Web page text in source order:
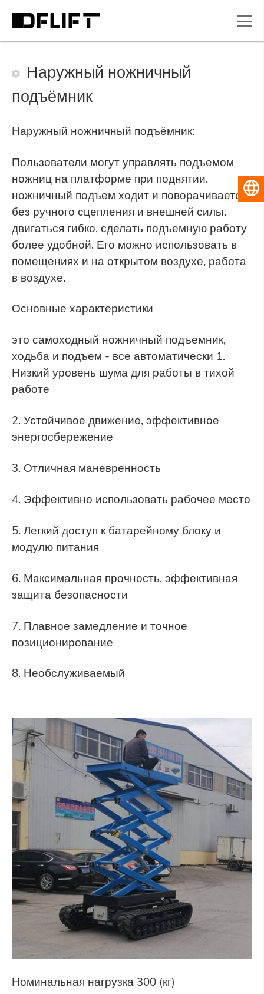
Наружный ножничный
подъёмник
Наружный ножничный подъёмник:
Пользователи могут управлять подъемом
ножниц на платформе при поднятии.
ножничный подъем ходит и поворачивается
без ручного сцепления и внешней силы.
двигаться гибко, сделать подъемную работу
более удобной. Его можно использовать в
помещениях и на открытом воздухе, работа
в воздухе.
Основные характеристики
это самоходный ножничный подъемник,
ходьба и подъем - все автоматически 1.
Низкий уровень шума для работы в тихой
работе
2. Устойчивое движение, эффективное
энергосбережение
3. Отличная маневренность
4. Эффективно использовать рабочее место
5. Легкий доступ к батарейному блоку и
модулю питания
6. Максимальная прочность, эффективная
защита безопасности
7. Плавное замедление и точное
позиционирование
8. Необслуживаемый
Номинальная нагрузка 300 (кг)
Русский